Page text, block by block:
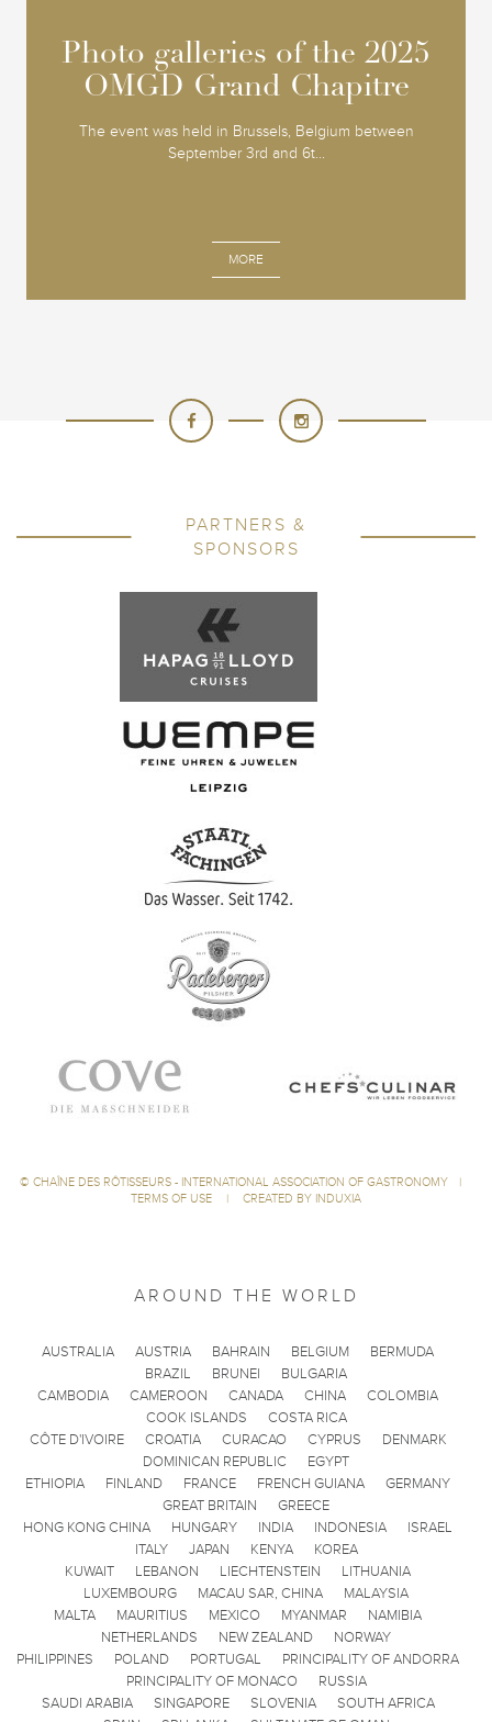
Photo galleries of the 2025
OMGD Grand Chapitre
The event was held in Brussels, Belgium between
September 3rd and 6t...
MORE
Photo galleries of the 2025
OMGD Grand Chapitre
PARTNERS &
SPONSORS
© CHAÎNE DES RÔTISSEURS - INTERNATIONAL ASSOCIATION OF GASTRONOMY
|
TERMS OF USE
| CREATED BY INDUXIA
AROUND THE WORLD
AUSTRALIA AUSTRIA BAHRAIN BELGIUM
BERMUDA
BRAZIL
BRUNEI
BULGARIA
CAMBODIA
CAMEROON CANADA CHINA
COLOMBIA
COOK ISLANDS
COSTA RICA
CÔTE D'IVOIRE
CROATIA CURACAO CYPRUS
DENMARK
DOMINICAN REPUBLIC
EGYPT
ETHIOPIA
FINLAND FRANCE FRENCH GUIANA
GERMANY
GREAT BRITAIN
GREECE
HONG KONG CHINA
HUNGARY INDIA INDONESIA
ISRAEL
ITALY
JAPAN KENYA
KOREA
KUWAIT
LEBANON LIECHTENSTEIN
LITHUANIA
LUXEMBOURG
MACAU SAR, CHINA
MALAYSIA
MALTA
MAURITIUS MEXICO MYANMAR
NAMIBIA
NETHERLANDS
NEW ZEALAND
NORWAY
PHILIPPINES
POLAND PORTUGAL
PRINCIPALITY OF ANDORRA
PRINCIPALITY OF MONACO
RUSSIA
SAUDI ARABIA
SINGAPORE SLOVENIA
SOUTH AFRICA